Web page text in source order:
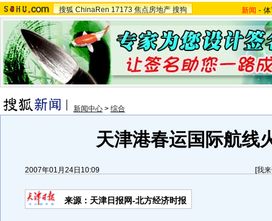
搜狐 ChinaRen 17173 焦点房地产 搜狗 新闻 -
新闻中心 > 综合
天津港春运国际航线
2007年01月24日10:09 [我
来源：天津日报网-北方经济时报